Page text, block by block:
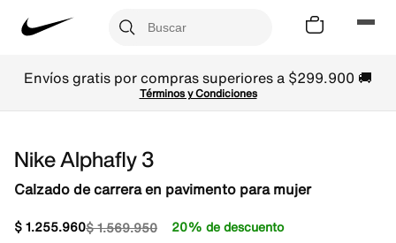
Envíos gratis por compras superiores a $299.900 🚚
Términos y Condiciones
Nike Alphafly 3
Calzado de carrera en pavimento para mujer
$1.569.950
$1.255.960 20% de descuento